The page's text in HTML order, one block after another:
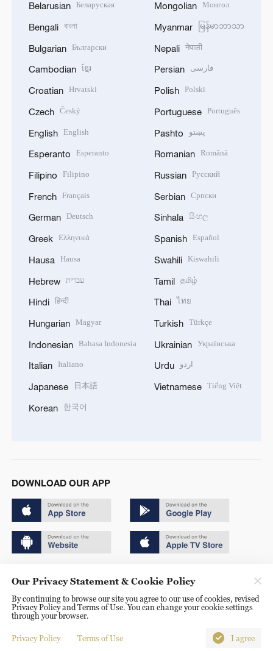
Belarusian Беларуская
Bengali বাংলা
Bulgarian Български
Cambodian ខ្មែរ
Croatian Hrvatski
Czech Český
English English
Esperanto Esperanto
Filipino Filipino
French Français
German Deutsch
Greek Ελληνικά
Hausa Hausa
Hebrew עברית
Hindi हिन्दी
Hungarian Magyar
Indonesian Bahasa Indonesia
Italian Italiano
Japanese 日本語
Korean 한국어
Mongolian Монгол
Myanmar မြန်မာဘာသာ
Nepali नेपाली
Persian فارسی
Polish Polski
Portuguese Português
Pashto پښتو
Romanian Română
Russian Русский
Serbian Српски
Sinhala සිංහල
Spanish Español
Swahili Kiswahili
Tamil தமிழ்
Thai ไทย
Turkish Türkçe
Ukrainian Українська
Urdu اردو
Vietnamese Tiếng Việt
DOWNLOAD OUR APP
京ICP备20000184号
京公网安备 11010502050052号
Disinformation report hotline: 010-85061466
Our Privacy Statement & Cookie Policy
By continuing to browse our site you agree to our use of cookies, revised
Privacy Policy and Terms of Use. You can change your cookie settings
through your browser.
Privacy Policy Terms of Use I agree